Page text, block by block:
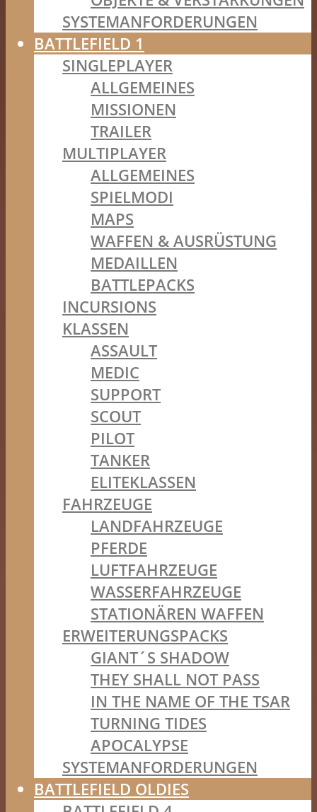
SYSTEMANFORDERUNGEN
BATTLEFIELD 1
SINGLEPLAYER
ALLGEMEINES
MISSIONEN
TRAILER
MULTIPLAYER
ALLGEMEINES
SPIELMODI
MAPS
WAFFEN & AUSRÜSTUNG
MEDAILLEN
BATTLEPACKS
INCURSIONS
KLASSEN
ASSAULT
MEDIC
SUPPORT
SCOUT
PILOT
TANKER
ELITEKLASSEN
FAHRZEUGE
LANDFAHRZEUGE
PFERDE
LUFTFAHRZEUGE
WASSERFAHRZEUGE
STATIONÄREN WAFFEN
ERWEITERUNGSPACKS
GIANT´S SHADOW
THEY SHALL NOT PASS
IN THE NAME OF THE TSAR
TURNING TIDES
APOCALYPSE
SYSTEMANFORDERUNGEN
BATTLEFIELD OLDIES